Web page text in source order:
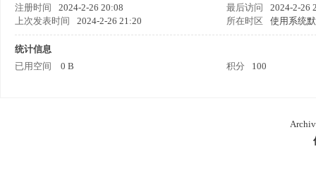
注册时间
2024-2-26 20:08 最后访问
2024-2-26
上次发表时间
2024-2-26 21:20 所在时区 使用系统
统计信息
已用空间
0 B 积分 100